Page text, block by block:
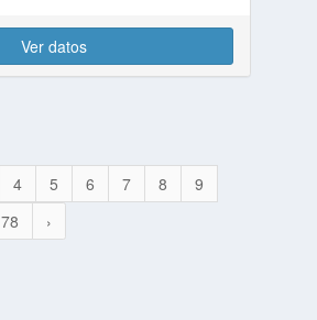
Ver datos
4 5 6 7 8
9
78 ›